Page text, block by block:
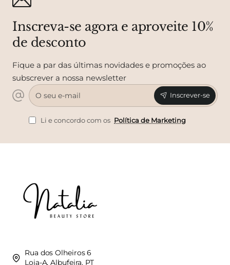
Inscreva-se agora e aproveite 10%
de desconto
Fique a par das últimas novidades e promoções ao
subscrever a nossa newsletter
O
seu
e-
mail
Inscrever-se
Li e concordo com os Política de Marketing
Rua dos Olheiros 6
Loja-A, Albufeira, PT